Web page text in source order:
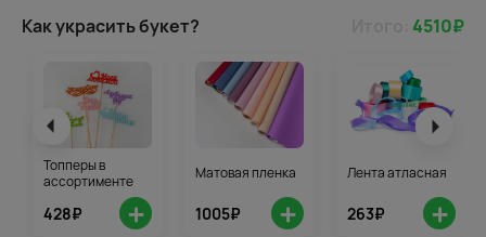
Как украсить букет? 4510₽
Топперы в
ассортименте
428₽ +
Матовая пленка
1005₽ +
Лента атласная
263₽ +